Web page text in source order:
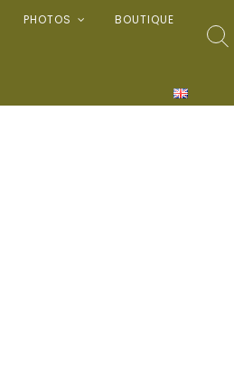
PHOTOS BOUTIQUE